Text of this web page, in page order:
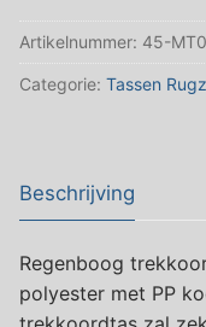
Regenboog*
aantal
Artikelnummer: 45-
Categorie: Tassen
Beschrijving
Regenboog
polyester met PP